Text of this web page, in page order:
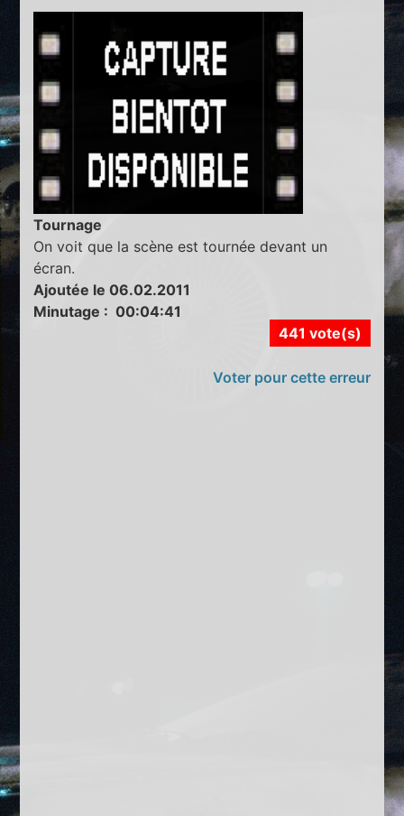
Tournage
On voit que la scène est tournée devant un
écran.
Ajoutée le 06.02.2011
Minutage : 00:04:41
441 vote(s)
Voter pour cette erreur